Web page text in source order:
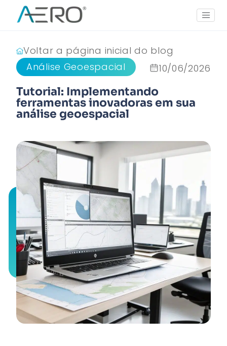
Análise Geoespacial 10/06/2026
Voltar a página inicial do blog
Tutorial: Implementando
ferramentas inovadoras em sua
análise geoespacial